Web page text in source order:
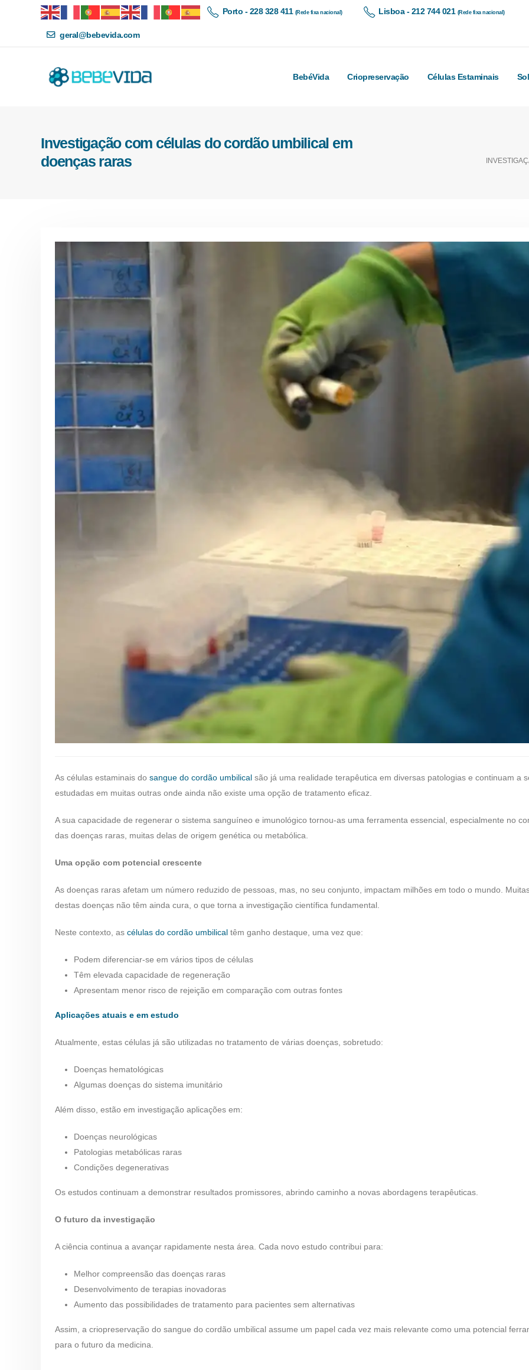
Porto - 228 328 411 (Rede fixa nacional) Lisboa - 212 744 021 (Rede fixa nacional)
geral@bebevida.com
BebéVida Criopreservação Células Estaminais
Investigação com células do cordão umbilical em
doenças raras
As células estaminais do sangue do cordão umbilical são já uma realidade terapêutica em diversas patologias e continuam a
estudadas em muitas outras onde ainda não existe uma opção de tratamento eficaz.
A sua capacidade de regenerar o sistema sanguíneo e imunológico tornou-as uma ferramenta essencial, especialmente no
das doenças raras, muitas delas de origem genética ou metabólica.
Uma opção com potencial crescente
As doenças raras afetam um número reduzido de pessoas, mas, no seu conjunto, impactam milhões em todo o mundo.
destas doenças não têm ainda cura, o que torna a investigação científica fundamental.
Neste contexto, as células do cordão umbilical têm ganho destaque, uma vez que:
Podem diferenciar-se em vários tipos de células
Têm elevada capacidade de regeneração
Apresentam menor risco de rejeição em comparação com outras fontes
Aplicações atuais e em estudo
Atualmente, estas células já são utilizadas no tratamento de várias doenças, sobretudo:
Doenças hematológicas
Algumas doenças do sistema imunitário
Além disso, estão em investigação aplicações em:
Doenças neurológicas
Patologias metabólicas raras
Condições degenerativas
Os estudos continuam a demonstrar resultados promissores, abrindo caminho a novas abordagens terapêuticas.
O futuro da investigação
A ciência continua a avançar rapidamente nesta área. Cada novo estudo contribui para:
Melhor compreensão das doenças raras
Desenvolvimento de terapias inovadoras
Aumento das possibilidades de tratamento para pacientes sem alternativas
Assim, a criopreservação do sangue do cordão umbilical assume um papel cada vez mais relevante como uma potencial
para o futuro da medicina.